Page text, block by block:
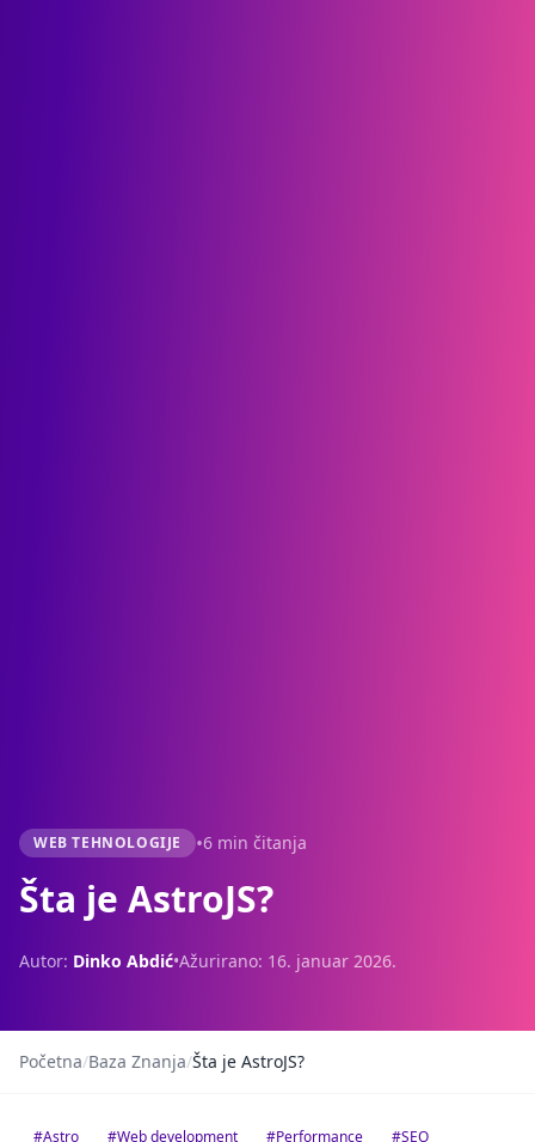
WEB TEHNOLOGIJE •6 min čitanja
Šta je AstroJS?
Autor: Dinko Abdić•Ažurirano: 16. januar 2026.
Početna/Baza Znanja/Šta je AstroJS?
#Astro #Web development #Performance #SEO